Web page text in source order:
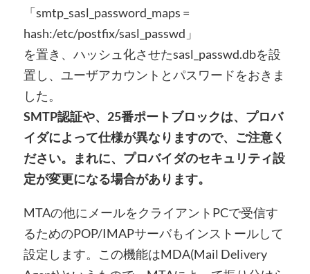
「smtp_sasl_password_maps =
hash:/etc/postfix/sasl_passwd」
を置き、ハッシュ化させたsasl_passwd.dbを設
置し、ユーザアカウントとパスワードをおきま
した。
SMTP認証や、25番ポートブロックは、プロバ
イダによって仕様が異なりますので、ご注意く
ださい。まれに、プロバイダのセキュリティ設
定が変更になる場合があります。
MTAの他にメールをクライアントPCで受信す
るためのPOP/IMAPサーバもインストールして
設定します。この機能はMDA(Mail Delivery